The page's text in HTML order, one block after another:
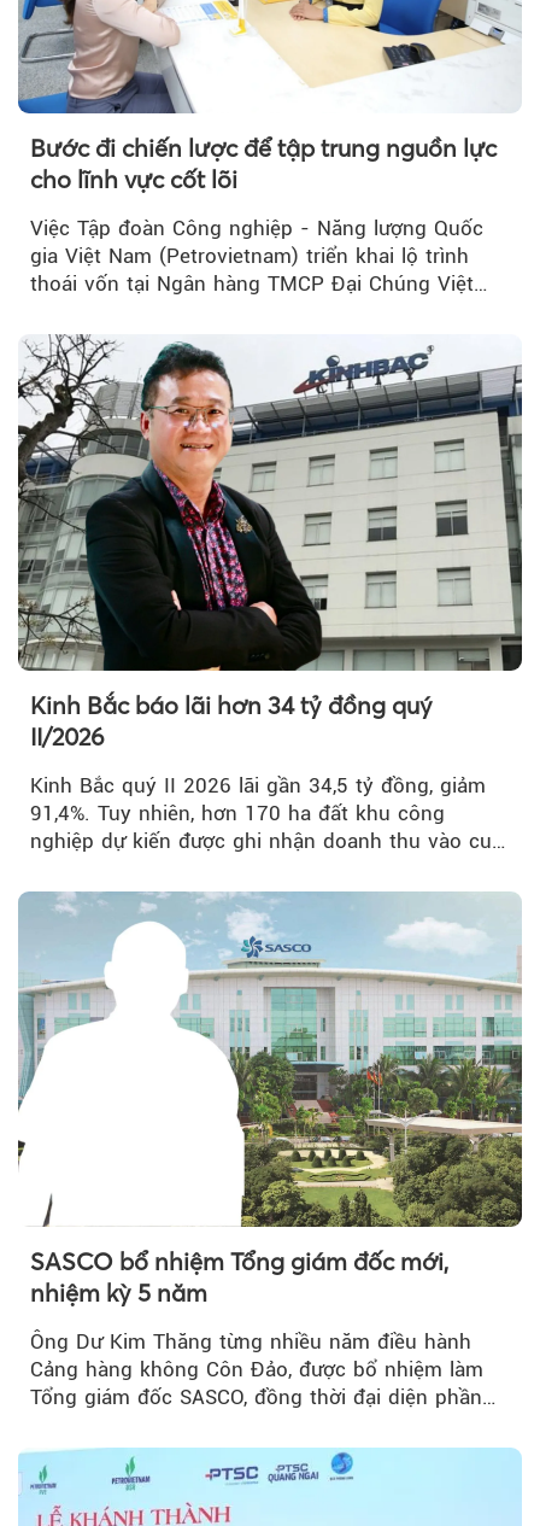
Bước đi chiến lược để tập trung nguồn lực
cho lĩnh vực cốt lõi
Việc Tập đoàn Công nghiệp - Năng lượng Quốc
gia Việt Nam (Petrovietnam) triển khai lộ trình
thoái vốn tại Ngân hàng TMCP Đại Chúng Việt
Kinh Bắc báo lãi hơn 34 tỷ đồng quý
II/2026
Kinh Bắc quý II 2026 lãi gần 34,5 tỷ đồng, giảm
91,4%. Tuy nhiên, hơn 170 ha đất khu công
nghiệp dự kiến được ghi nhận doanh thu vào cuối
SASCO bổ nhiệm Tổng giám đốc mới,
nhiệm kỳ 5 năm
Ông Dư Kim Thăng từng nhiều năm điều hành
Cảng hàng không Côn Đảo, được bổ nhiệm làm
Tổng giám đốc SASCO, đồng thời đại diện phần